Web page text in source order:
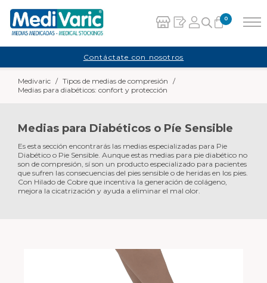
0
Carrito
No hay productos en el carrito.
Contáctate con nosotros
Medivaric / Tipos de medias de compresión /
Medias para diabéticos: confort y protección
Medias para Diabéticos o Píe Sensible
Es esta sección encontrarás las medias especializadas para Pie
Diabético o Pie Sensible. Aunque estas medias para pie diabético no
son de compresión, sí son un producto especializado para pacientes
que sufren las consecuencias del pies sensible o de heridas en los pies.
Con Hilado de Cobre que incentiva la generación de colágeno,
mejora la cicatrización y ayuda a eliminar el mal olor.